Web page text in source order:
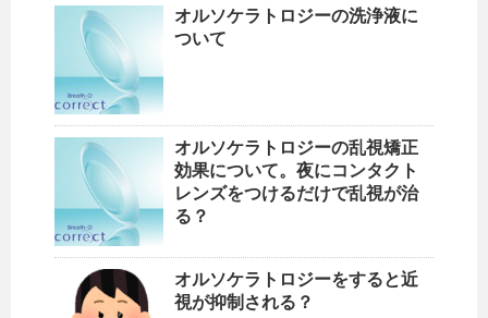
オルソケラトロジーの洗浄液に
ついて
オルソケラトロジーの乱視矯正
効果について。夜にコンタクト
レンズをつけるだけで乱視が治
る？
オルソケラトロジーをすると近
視が抑制される？